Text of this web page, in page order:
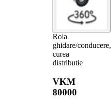
Rola
ghidare/conducere,
curea
distributie
VKM
80000